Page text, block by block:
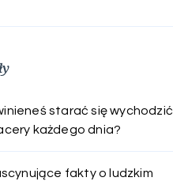
starać się wychodzić
każdego dnia?
fakty o ludzkim